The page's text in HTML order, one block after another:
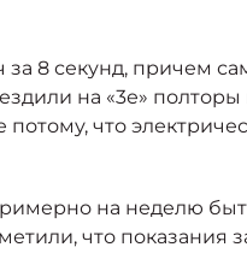
8 секунд, причем
на «3е»
что
на неделю
что показания